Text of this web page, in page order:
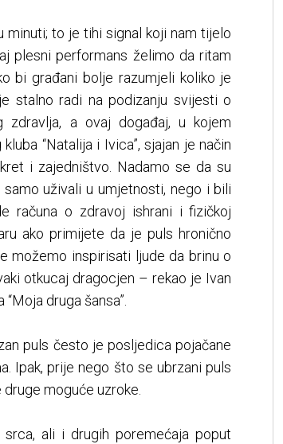
to je tihi signal koji nam tijelo
plesni performans želimo da ritam
bi građani bolje razumjeli koliko je
stalno radi na podizanju svijesti o
zdravlja, a ovaj događaj, u kojem
“Natalija i Ivica”, sjajan je način
i zajedništvo. Nadamo se da su
uživali u umjetnosti, nego i bili
računa o zdravoj ishrani i fizičkoj
ako primijete da je puls hronično
možemo inspirisati ljude da brinu o
otkucaj dragocjen – rekao je Ivan
druga šansa”.
puls često je posljedica pojačane
Ipak, prije nego što se ubrzani puls
moguće uzroke.
ali i drugih poremećaja poput